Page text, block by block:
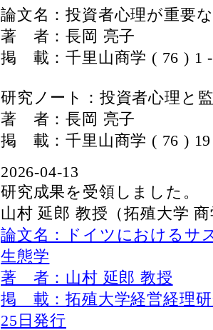
論文名：投資者心理が重要
著 者：長岡 亮子
掲 載：千里山商学 ( 76 ) 1
研究ノート：投資者心理と
著 者：長岡 亮子
掲 載：千里山商学 ( 76 )
2026-04-13
研究成果を受領しました。
山村 延郎 教授（拓殖大学
論文名：ドイツにおけるサ
生態学
著 者：山村 延郎 教授
掲 載：拓殖大学経営経理研
25日発行